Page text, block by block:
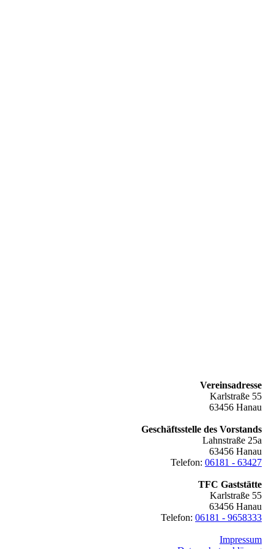
Vereinsadresse
Karlstraße 55
63456 Hanau
Geschäftsstelle des Vorstands
Lahnstraße 25a
63456 Hanau
Telefon: 06181 - 63427
TFC Gaststätte
Karlstraße 55
63456 Hanau
Telefon: 06181 - 9658333
Impressum